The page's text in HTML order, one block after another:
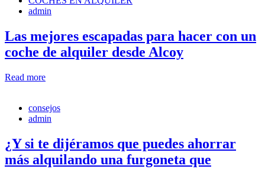
admin
Las mejores escapadas para hacer con un
coche de alquiler desde Alcoy
Read more
consejos
admin
¿Y si te dijéramos que puedes ahorrar
más alquilando una furgoneta que